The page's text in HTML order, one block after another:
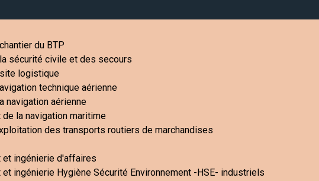
du BTP
sécurité civile et des secours
logistique
technique aérienne
navigation aérienne
de la navigation maritime
des transports routiers de marchandises
et ingénierie d'affaires
et ingénierie Hygiène Sécurité Environnement -HSE- industriels